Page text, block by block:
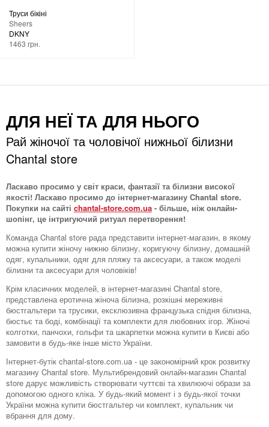
Труси бікіні
Sheers
DKNY
1463 грн.
ДЛЯ НЕЇ ТА ДЛЯ НЬОГО
Рай жіночої та чоловічої нижньої білизни
Chantal store
Ласкаво просимо у світ краси, фантазії та білизни високої
якості! Ласкаво просимо до інтернет-магазину Chantal store.
Покупки на сайті chantal-store.com.ua - більше, ніж онлайн-
шопінг, це інтригуючий ритуал перетворення!
Команда Chantal store рада представити інтернет-магазин, в якому
можна купити жіночу нижню білизну, коригуючу білизну, домашній
одяг, купальники, одяг для пляжу та аксесуари, а також моделі
білизни та аксесуари для чоловіків!
Крім класичних моделей, в інтернет-магазині Chantal store,
представлена ​​еротична жіноча білизна, розкішні мереживні
бюстгальтери та трусики, ексклюзивна французька спідня білизна,
бюстьє та боді, комбінації та комплекти для любовних ігор. Жіночі
колготки, панчохи, гольфи та шкарпетки можна купити в Києві або
замовити в будь-яке інше місто України.
Інтернет-бутік chantal-store.com.ua - це закономірний крок розвитку
магазину Chantal store. Мультибрендовий онлайн-магазин Chantal
store дарує можливість створювати чуттєві та хвилюючі образи за
допомогою одного кліка. У будь-який момент і з будь-якої точки
України можна купити бюстгальтер чи комплект, купальник чи
вбрання для дому.